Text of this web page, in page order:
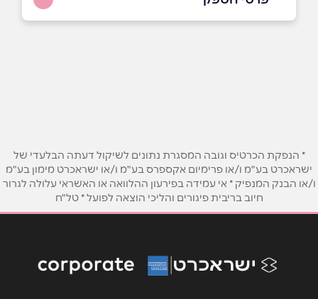
טלפון*
נושא *
* הנפקת הכרטיס וגובה המסגרת נתונים לשיקול דעתה הבלעדי של
ישראכרט בע"מ ו/או פרימיום אקספרס בע"מ ו/או ישראכרט מימון בע"מ
ו/או הבנק המנפיק * אי עמידה בפירעון ההלוואה או האשראי עלולה לגרור
חיוב בריבית פיגורים והליכי הוצאה לפועל * טל"ח